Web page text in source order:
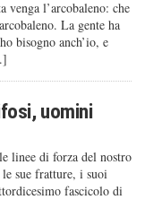
venga l’arcobaleno: che
La gente ha
bisogno anch’io, e
uomini
linee di forza del nostro
sue fratture, i suoi
fascicolo di